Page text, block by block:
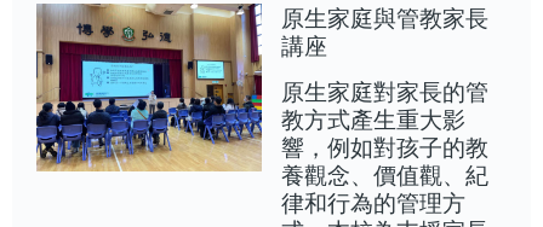
原生家庭與管教家長
講座
原生家庭對家長的管
教方式產生重大影
響，例如對孩子的教
養觀念、價值觀、紀
律和行為的管理方